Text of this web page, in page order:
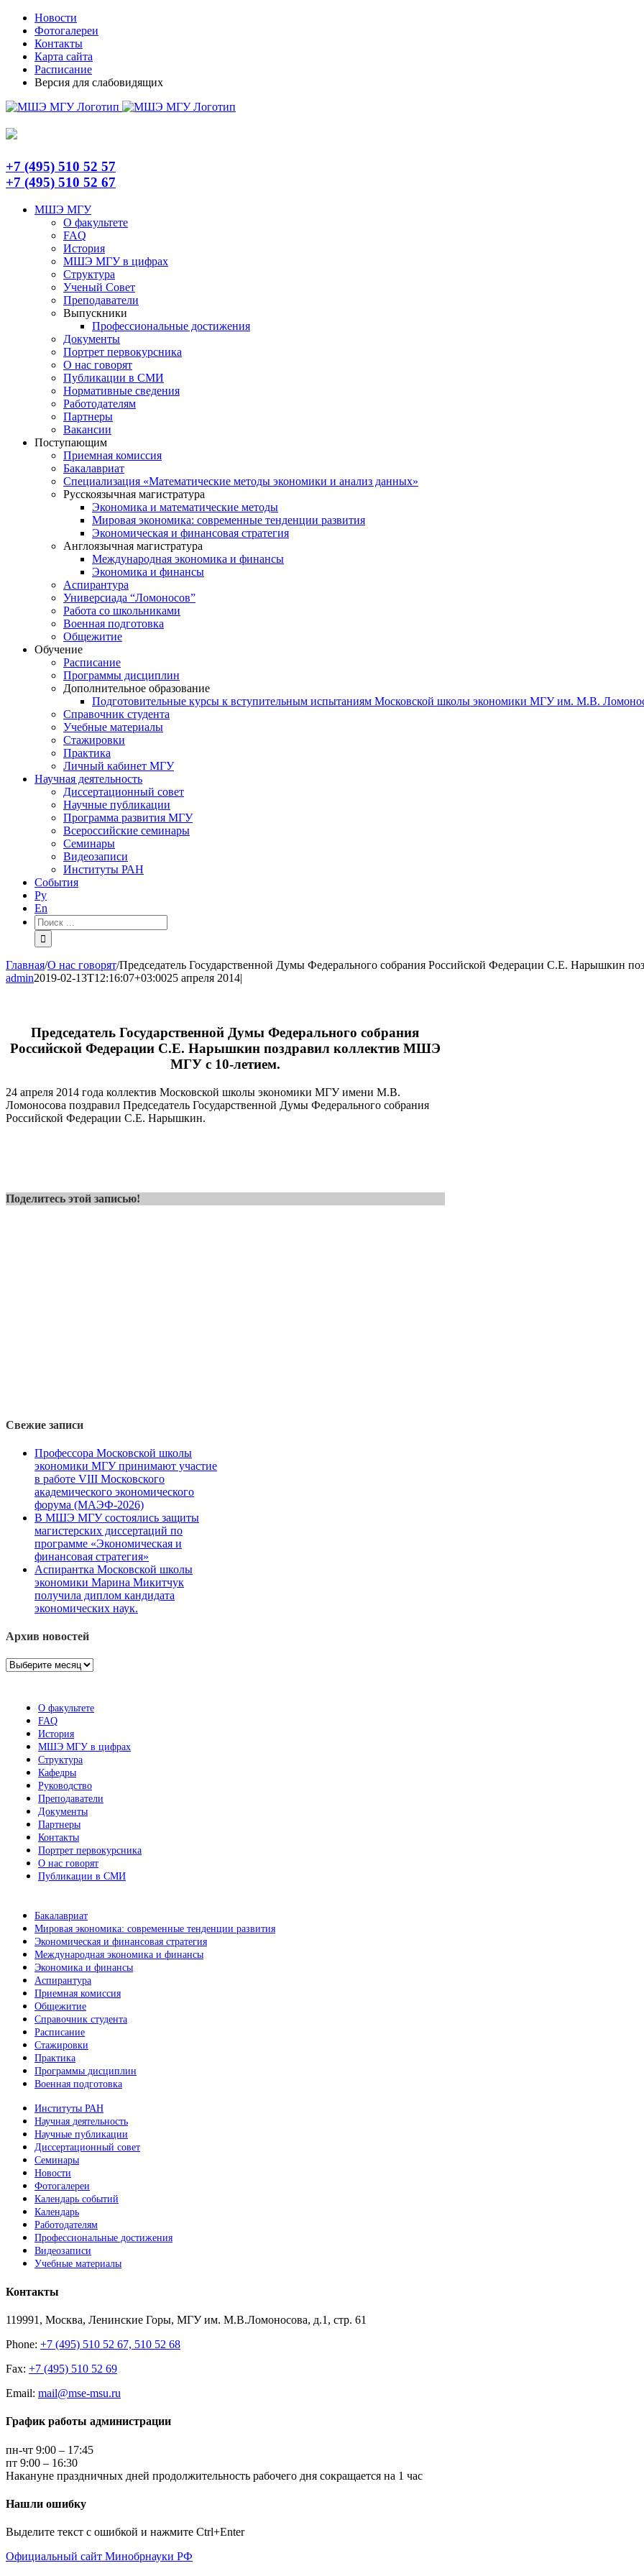
Skip
content
TelegramНовости
Фотогалереи
Контакты
Карта сайта
Расписание
Версия для слабовидящих
+7 (495) 510 52 57
+7 (495) 510 52 67
МШЭ МГУ
О факультете
FAQ
История
МШЭ МГУ в цифрах
Структура
Ученый Совет
Преподаватели
Выпускники
Профессиональные достижения
Документы
Портрет первокурсника
О нас говорят
Публикации в СМИ
Нормативные сведения
Работодателям
Партнеры
Вакансии
Поступающим
Приемная комиссия
Бакалавриат
Специализация «Математические методы экономики и анализ данных»
Русскоязычная магистратура
Экономика и математические методы
Мировая экономика: современные тенденции развития
Экономическая и финансовая стратегия
Англоязычная магистратура
Международная экономика и финансы
Экономика и финансы
Аспирантура
Универсиада “Ломоносов”
Работа со школьниками
Военная подготовка
Общежитие
Обучение
Расписание
Программы дисциплин
Дополнительное образование
Подготовительные курсы к вступительным испытаниям Московской школы экономики МГУ им. М.В.
Справочник студента
Учебные материалы
Стажировки
Практика
Личный кабинет МГУ
Научная деятельность
Диссертационный совет
Научные публикации
Программа развития МГУ
Всероссийские семинары
Семинары
Видеозаписи
Институты РАН
События
Ру
En
Результат
поиска:
Главная/О нас говорят/Председатель Государственной Думы Федерального собрания Российской Федерации С.Е. Нарышкин
admin2019-02-13T12:16:07+03:0025 апреля 2014|
Председатель Государственной Думы Федерального собрания
Российской Федерации С.Е. Нарышкин поздравил коллектив МШЭ
МГУ с 10-летием.
24 апреля 2014 года коллектив Московской школы экономики МГУ имени М.В.
Ломоносова поздравил Председатель Государственной Думы Федерального собрания
Российской Федерации С.Е. Нарышкин.
Поделитесь этой записью!
Свежие записи
Профессора Московской школы
экономики МГУ принимают участие
в работе VIII Московского
академического экономического
форума (МАЭФ-2026)
В МШЭ МГУ состоялись защиты
магистерских диссертаций по
программе «Экономическая и
финансовая стратегия»
Аспирантка Московской школы
экономики Марина Микитчук
получила диплом кандидата
экономических наук.
Архив новостей
Архив
О факультете
FAQ
История
МШЭ МГУ в цифрах
Структура
Кафедры
Руководство
Преподаватели
Документы
Партнеры
Контакты
Портрет первокурсника
О нас говорят
Публикации в СМИ
Бакалавриат
Мировая экономика: современные тенденции развития
Экономическая и финансовая стратегия
Международная экономика и финансы
Экономика и финансы
Аспирантура
Приемная комиссия
Общежитие
Справочник студента
Расписание
Стажировки
Практика
Программы дисциплин
Военная подготовка
Институты РАН
Научная деятельность
Научные публикации
Диссертационный совет
Семинары
Новости
Фотогалереи
Календарь событий
Календарь
Работодателям
Профессиональные достижения
Видеозаписи
Учебные материалы
Контакты
119991, Москва, Ленинские Горы, МГУ им. М.В.Ломоносова, д.1, стр. 61
Phone: +7 (495) 510 52 67, 510 52 68
Fax: +7 (495) 510 52 69
Email: mail@mse-msu.ru
График работы администрации
пн-чт 9:00 – 17:45
пт 9:00 – 16:30
Накануне праздничных дней продолжительность рабочего дня сокращается на 1 час
Нашли ошибку
Выделите текст с ошибкой и нажмите Ctrl+Enter
Официальный сайт Минобрнауки РФ